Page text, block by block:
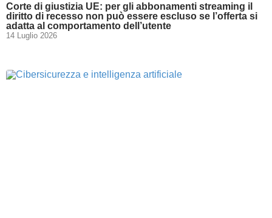
Corte di giustizia UE: per gli abbonamenti streaming il
diritto di recesso non può essere escluso se l’offerta si
adatta al comportamento dell’utente
14 Luglio 2026